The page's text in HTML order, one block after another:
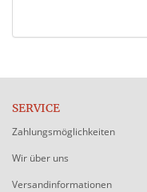
SERVICE
Zahlungsmöglichkeiten
Wir über uns
Versandinformationen